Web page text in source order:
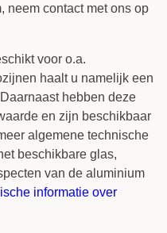
neem contact met ons op
voor o.a.
haalt u namelijk een
hebben deze
en zijn beschikbaar
algemene technische
beschikbare glas,
van de aluminium
informatie over